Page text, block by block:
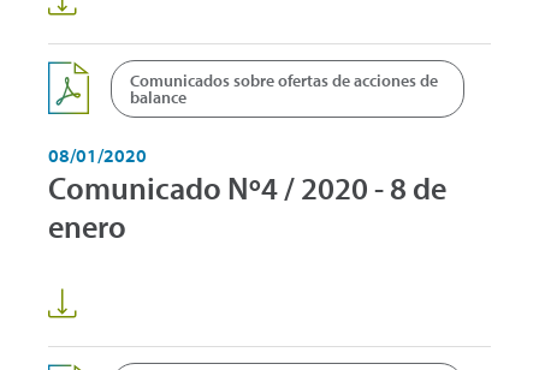
Comunicados sobre ofertas de acciones de
balance
08/01/2020
Comunicado Nº4 / 2020 - 8 de
enero